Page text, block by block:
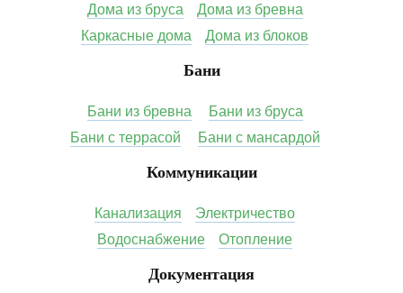
Дома из бруса
Дома из бревна
Каркасные дома
Дома из блоков
Бани
Бани из бревна
Бани из бруса
Бани с террасой
Бани с мансардой
Коммуникации
Канализация
Электричество
Водоснабжение
Отопление
Документация